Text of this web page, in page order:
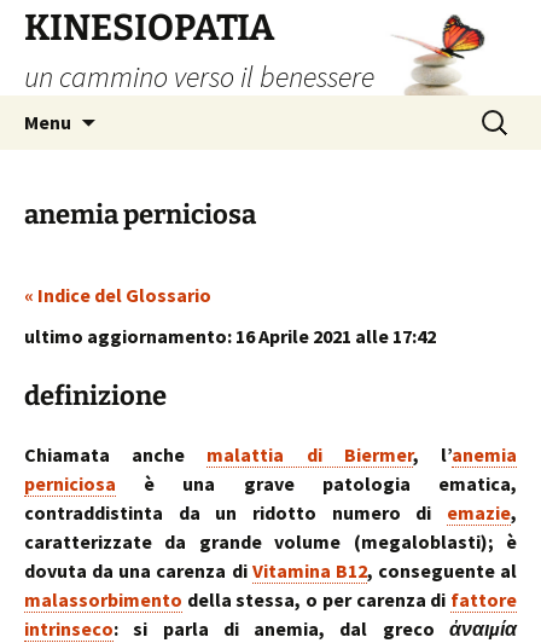
contenuto
KINESIOPATIA
un cammino verso il benessere
Menu
Ricerca
per:
anemia perniciosa
« Indice del Glossario
ultimo aggiornamento: 16 Aprile 2021 alle 17:42
definizione
Chiamata anche malattia di Biermer, l’anemia
perniciosa è una grave patologia ematica,
contraddistinta da un ridotto numero di emazie,
caratterizzate da grande volume (megaloblasti); è
dovuta da una carenza di Vitamina B12, conseguente al
malassorbimento della stessa, o per carenza di fattore
intrinseco: si parla di anemia, dal greco ἀναιμία